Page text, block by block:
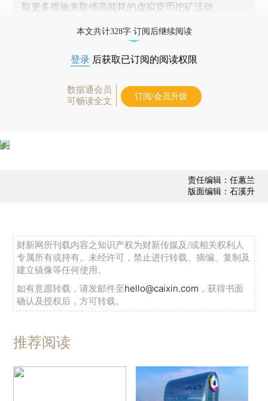
取更多措施来取缔高能耗的虚拟货币挖矿活动
本文共计328字 订阅后继续阅读
登录 后获取已订阅的阅读权限
数据通会员
可畅读全文
订阅/会员升级
责任编辑：任蕙兰
版面编辑：石溪升
财新网所刊载内容之知识产权为财新传媒及/或相关权利人
专属所有或持有。未经许可，禁止进行转载、摘编、复制及
建立镜像等任何使用。
如有意愿转载，请发邮件至hello@caixin.com ，获得书面
确认及授权后，方可转载。
推荐阅读